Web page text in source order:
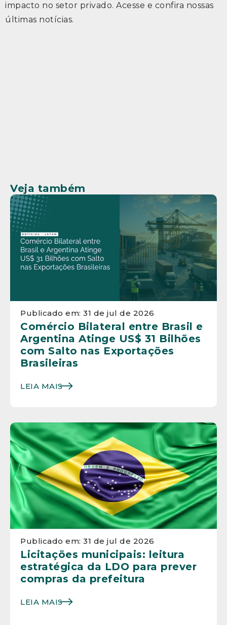
impacto no setor privado. Acesse e confira nossas
últimas notícias.
Veja também
Publicado em: 31 de jul de 2026
Comércio Bilateral entre Brasil e
Argentina Atinge US$ 31 Bilhões
com Salto nas Exportações
Brasileiras
LEIA MAIS
Publicado em: 31 de jul de 2026
Licitações municipais: leitura
estratégica da LDO para prever
compras da prefeitura
LEIA MAIS